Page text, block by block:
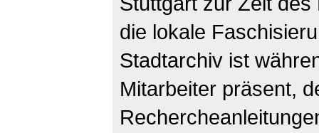
die lokale
Stadtarchiv ist
Mitarbeiter präsent,